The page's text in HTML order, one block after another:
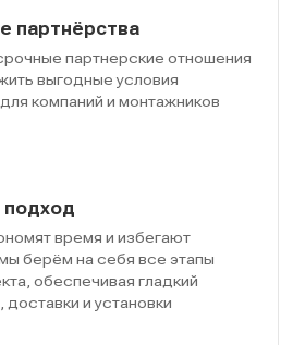
партнёрства
партнерские отношения
выгодные условия
компаний и монтажников
время и избегают
берём на себя все этапы
обеспечивая гладкий
и установки